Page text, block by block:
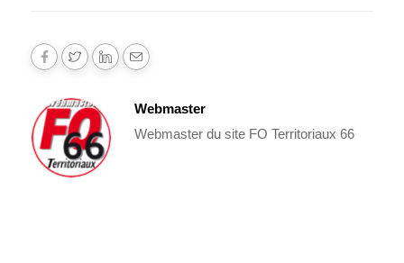
Webmaster
Webmaster du site FO Territoriaux 66